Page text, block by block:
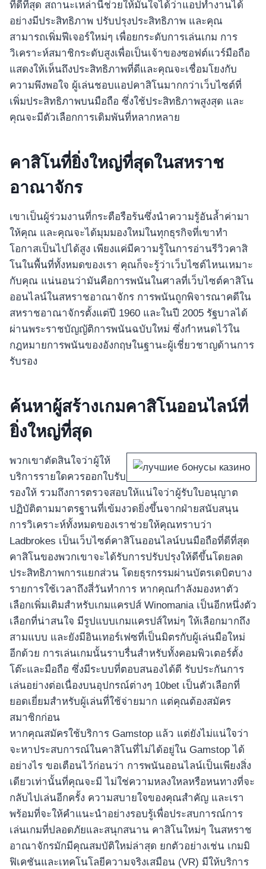
ที่ดีที่สุด สถานะเหล่านี้ช่วยให้มั่นใจได้ว่าแอปทำงานได้
อย่างมีประสิทธิภาพ ปรับปรุงประสิทธิภาพ และคุณ
สามารถเพิ่มฟีเจอร์ใหม่ๆ เพื่อยกระดับการเล่นเกม การ
วิเคราะห์สมาชิกระดับสูงเพื่อเป็นเจ้าของซอฟต์แวร์มือถือ
แสดงให้เห็นถึงประสิทธิภาพที่ดีและคุณจะเชื่อมโยงกับ
ความพึงพอใจ ผู้เล่นชอบแอปคาสิโนมากกว่าเว็บไซต์ที่
เพิ่มประสิทธิภาพบนมือถือ ซึ่งใช้ประสิทธิภาพสูงสุด และ
คุณจะมีตัวเลือกการเดิมพันที่หลากหลาย
คาสิโนที่ยิ่งใหญ่ที่สุดในสหราช
อาณาจักร
เขาเป็นผู้ร่วมงานที่กระตือรือร้นซึ่งนำความรู้อันล้ำค่ามา
ให้คุณ และคุณจะได้มุมมองใหม่ในทุกธุรกิจที่เขาทำ
โอกาสเป็นไปได้สูง เพียงแค่มีความรู้ในการอ่านรีวิวคาสิ
โนในพื้นที่ทั้งหมดของเรา คุณก็จะรู้ว่าเว็บไซต์ไหนเหมาะ
กับคุณ แน่นอนว่ามันคือการพนันในศาลที่เว็บไซต์คาสิโน
ออนไลน์ในสหราชอาณาจักร การพนันถูกพิจารณาคดีใน
สหราชอาณาจักรตั้งแต่ปี 1960 และในปี 2005 รัฐบาลได้
ผ่านพระราชบัญญัติการพนันฉบับใหม่ ซึ่งกำหนดไว้ใน
กฎหมายการพนันของอังกฤษในฐานะผู้เชี่ยวชาญด้านการ
รับรอง
ค้นหาผู้สร้างเกมคาสิโนออนไลน์ที่
ยิ่งใหญ่ที่สุด
พวกเขาตัดสินใจว่าผู้ให้
บริการรายใดควรออกใบรับ
รองให้ รวมถึงการตรวจสอบให้แน่ใจว่าผู้รับใบอนุญาต
ปฏิบัติตามมาตรฐานที่เข้มงวดยิ่งขึ้นจากฝ่ายสนับสนุน
การวิเคราะห์ทั้งหมดของเราช่วยให้คุณทราบว่า
Ladbrokes เป็นเว็บไซต์คาสิโนออนไลน์บนมือถือที่ดีที่สุด
คาสิโนของพวกเขาจะได้รับการปรับปรุงให้ดีขึ้นโดยลด
ประสิทธิภาพการแยกส่วน โดยธุรกรรมผ่านบัตรเดบิตบาง
รายการใช้เวลาถึงสี่วันทำการ หากคุณกำลังมองหาตัว
เลือกเพิ่มเติมสำหรับเกมแครปส์ Winomania เป็นอีกหนึ่งตัว
เลือกที่น่าสนใจ มีรูปแบบเกมแครปส์ใหม่ๆ ให้เลือกมากถึง
สามแบบ และยังมีอินเทอร์เฟซที่เป็นมิตรกับผู้เล่นมือใหม่
อีกด้วย การเล่นเกมนั้นราบรื่นสำหรับทั้งคอมพิวเตอร์ตั้ง
โต๊ะและมือถือ ซึ่งมีระบบที่ตอบสนองได้ดี รับประกันการ
เล่นอย่างต่อเนื่องบนอุปกรณ์ต่างๆ 10bet เป็นตัวเลือกที่
ยอดเยี่ยมสำหรับผู้เล่นที่ใช้จ่ายมาก แต่คุณต้องสมัคร
สมาชิกก่อน
หากคุณสมัครใช้บริการ Gamstop แล้ว แต่ยังไม่แน่ใจว่า
จะหาประสบการณ์ในคาสิโนที่ไม่ได้อยู่ใน Gamstop ได้
อย่างไร ขอเตือนไว้ก่อนว่า การพนันออนไลน์เป็นเพียงสิ่ง
เดียวเท่านั้นที่คุณจะมี ไม่ใช่ความหลงใหลหรือหนทางที่จะ
กลับไปเล่นอีกครั้ง ความสบายใจของคุณสำคัญ และเรา
พร้อมที่จะให้คำแนะนำอย่างรอบรู้เพื่อประสบการณ์การ
เล่นเกมที่ปลอดภัยและสนุกสนาน คาสิโนใหม่ๆ ในสหราช
อาณาจักรมักมีคุณสมบัติใหม่ล่าสุด ยกตัวอย่างเช่น เกมมิ
ฟิเคชันและเทคโนโลยีความจริงเสมือน (VR) มีให้บริการ